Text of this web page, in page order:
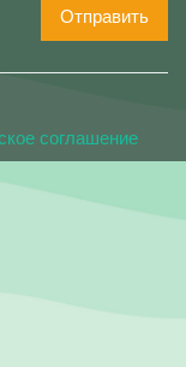
Отправить
соглашение